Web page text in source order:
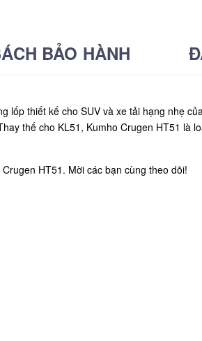
BẢO HÀNH
lốp thiết kế cho SUV và xe tải hạng nhẹ
thế cho KL51, Kumho Crugen HT51 là
HT51. Mời các bạn cùng theo dõi!